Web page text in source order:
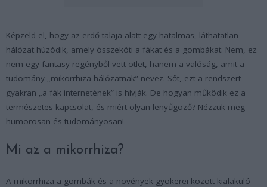
Képzeld el, hogy az erdő talaja alatt egy hatalmas, láthatatlan
hálózat húzódik, amely összeköti a fákat és a gombákat. Nem, ez
nem egy fantasy regényből vett ötlet, hanem a valóság, amit a
tudomány „mikorrhiza hálózatnak” nevez. Sőt, ezt a rendszert
gyakran „a fák internetének” is hívják. De hogyan működik ez a
természetes kapcsolat, és miért olyan lenyűgöző? Nézzük meg
humorosan és tudományosan!
Mi az a mikorrhiza?
A mikorrhiza a gombák és a növények gyökerei között kialakuló